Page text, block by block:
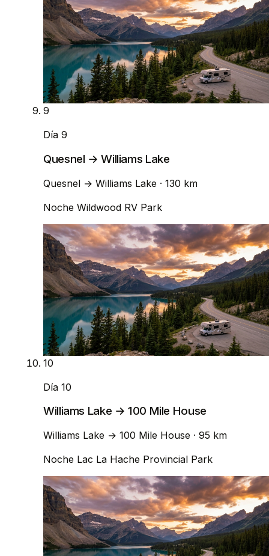
9
Día 9
Quesnel → Williams Lake
Quesnel → Williams Lake · 130 km
Noche Wildwood RV Park
10
Día 10
Williams Lake → 100 Mile House
Williams Lake → 100 Mile House · 95 km
Noche Lac La Hache Provincial Park